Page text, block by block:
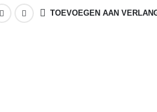
TOEVOEGEN AAN